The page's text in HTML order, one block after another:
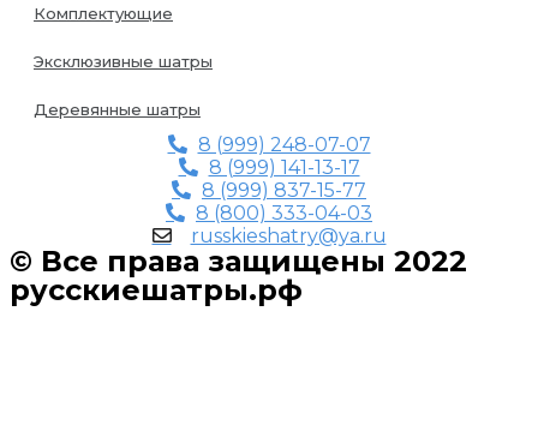
Комплектующие
Эксклюзивные шатры
Деревянные шатры
8 (999) 248-07-07
8 (999) 141-13-17
8 (999) 837-15-77
8 (800) 333-04-03
russkieshatry@ya.ru
© Все права защищены 2022
русскиешатры.рф